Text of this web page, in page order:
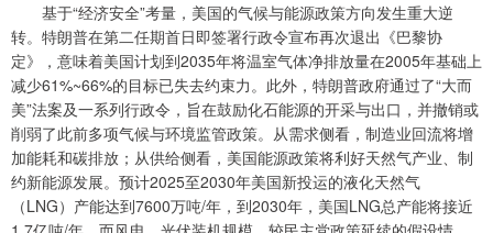
基于“经济安全”考量，美国的气候与能源政策方向发生重大逆
转。特朗普在第二任期首日即签署行政令宣布再次退出《巴黎协
定》，意味着美国计划到2035年将温室气体净排放量在2005年基础上
减少61%~66%的目标已失去约束力。此外，特朗普政府通过了“大而
美”法案及一系列行政令，旨在鼓励化石能源的开采与出口，并撤销或
削弱了此前多项气候与环境监管政策。从需求侧看，制造业回流将增
加能耗和碳排放；从供给侧看，美国能源政策将利好天然气产业、制
约新能源发展。预计2025至2030年美国新投运的液化天然气
（LNG）产能达到7600万吨/年，到2030年，美国LNG总产能将接近